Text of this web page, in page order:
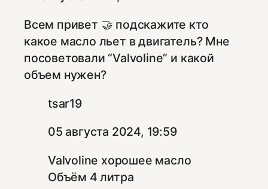
Всем привет 🤝 подскажите кто
какое масло льет в двигатель? Мне
посоветовали “Valvoline” и какой
объем нужен?
tsar19
05 августа 2024, 19:59
Valvoline хорошее масло
Объём 4 литра